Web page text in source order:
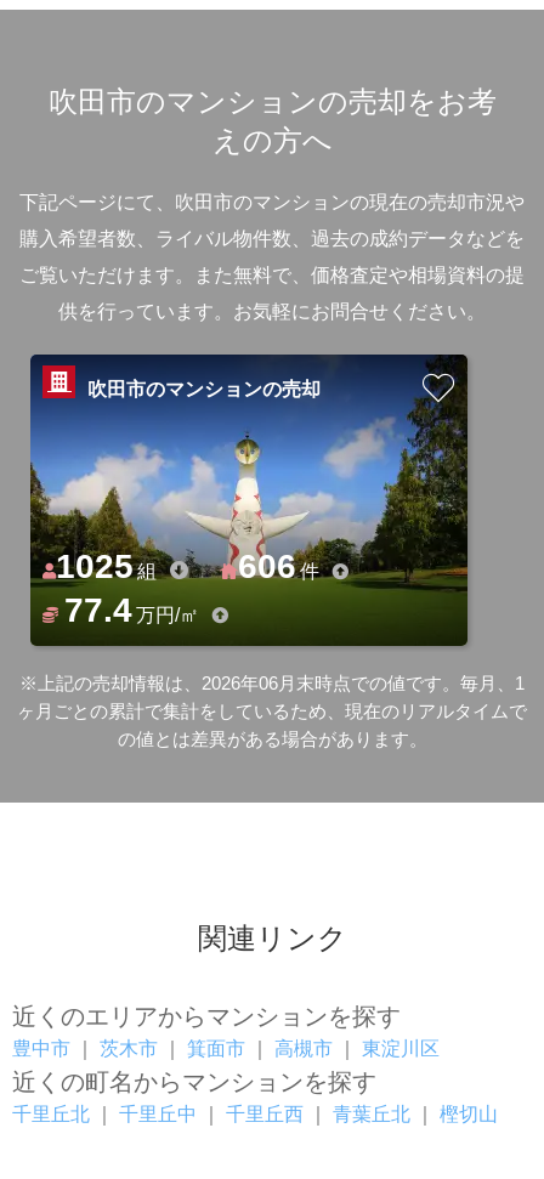
吹田市のマンションの売却をお考
えの方へ
下記ページにて、吹田市のマンションの現在の売却市況や
購入希望者数、ライバル物件数、過去の成約データなどを
ご覧いただけます。
また無料で、価格査定や相場資料の提
供を行っています。お気軽にお問合せください。
吹田市のマンションの売却
1025組 606件
77.4万円/㎡
※上記の売却情報は、2026年06月末時点での値です。毎月、1
ヶ月ごとの累計で集計をしているため、現在のリアルタイムで
の値とは差異がある場合があります。
関連リンク
近くのエリアからマンションを探す
豊中市 茨木市 箕面市 高槻市 東淀川区
近くの町名からマンションを探す
千里丘北 千里丘中 千里丘西 青葉丘北 樫切山